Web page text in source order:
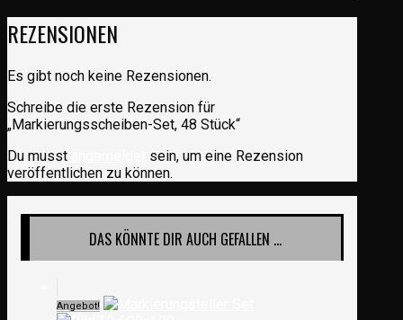
REZENSIONEN
Es gibt noch keine Rezensionen.
Schreibe die erste Rezension für
„Markierungsscheiben-Set, 48 Stück“
Du musst
sein, um eine Rezension
veröffentlichen zu können.
DAS KÖNNTE DIR AUCH GEFALLEN …
Angebot!